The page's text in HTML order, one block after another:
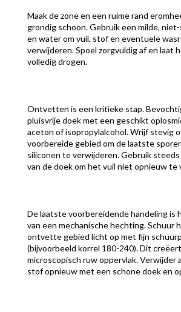
Maak de zone en een ruime rand
grondig schoon. Gebruik een milde,
en water om vuil, stof en eventuele
verwijderen. Spoel zorgvuldig af en laat
volledig drogen.
Ontvetten is een kritieke stap.
pluisvrije doek met een geschikt
aceton of isopropylalcohol. Wrijf stevig
voorbereide gebied om de laatste
siliconen te verwijderen. Gebruik
van de doek om het vuil niet opnieuw te
De laatste voorbereidende handeling is
van een mechanische hechting. Schuur
ontvette gebied licht op met fijn
(bijvoorbeeld korrel 180-240). Dit
microscopisch ruw oppervlak. Verwijder
stof opnieuw met een schone doek en